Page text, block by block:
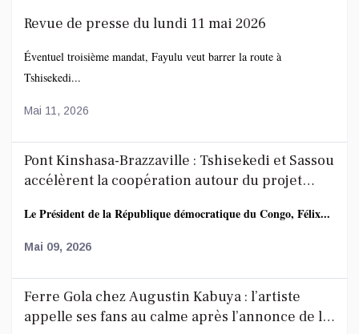
Revue de presse du lundi 11 mai 2026
Éventuel troisième mandat, Fayulu veut barrer la route à
Tshisekedi...
Mai 11, 2026
Pont Kinshasa-Brazzaville : Tshisekedi et Sassou
accélèrent la coopération autour du projet
Le Président de la République démocratique du Congo, Félix...
Mai 09, 2026
Ferre Gola chez Augustin Kabuya : l’artiste
appelle ses fans au calme après l’annonce de la